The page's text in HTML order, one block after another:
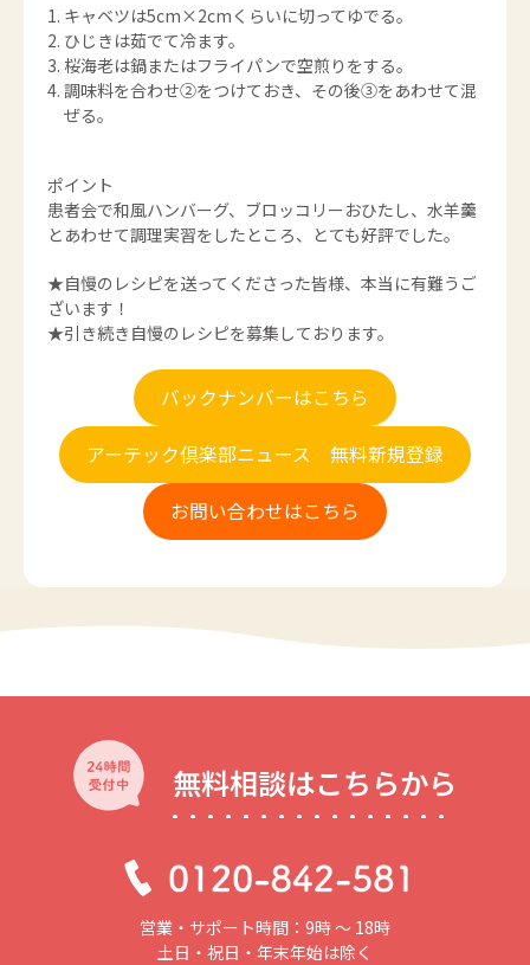
キャベツは5cm×2cmくらいに切ってゆでる。
ひじきは茹でて冷ます。
桜海老は鍋またはフライパンで空煎りをする。
調味料を合わせ②をつけておき、その後③をあわせて混
ぜる。
ポイント
患者会で和風ハンバーグ、ブロッコリーおひたし、水羊羹
とあわせて調理実習をしたところ、とても好評でした。
★自慢のレシピを送ってくださった皆様、本当に有難うご
ざいます！
★引き続き自慢のレシピを募集しております。
バックナンバーはこちら
アーテック倶楽部ニュース 無料新規登録
お問い合わせはこちら
無料相談はこちらから
営業・サポート時間：9時 〜 18時
土日・祝日・年末年始は除く